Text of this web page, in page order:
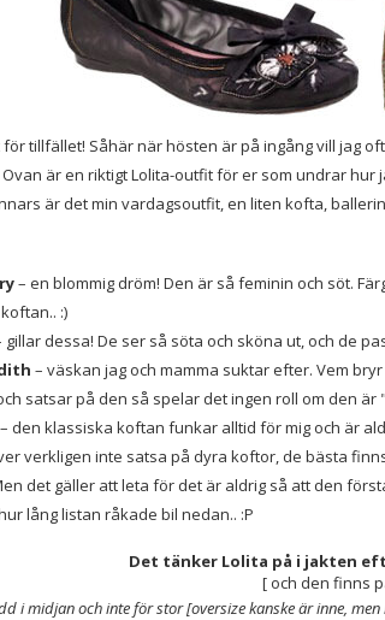
tillfället! Såhär när hösten är på ingång vill jag
är en riktigt Lolita-outfit för er som undrar
är det min vardagsoutfit, en liten kofta,
– en blommig dröm! Den är så feminin och söt.
:)
gillar dessa! De ser så söta och sköna ut, och de
– väskan jag och mamma suktar efter. Vem
satsar på den så spelar det ingen roll om den
– den klassiska koftan funkar alltid för mig och är
verkligen inte satsa på dyra koftor, de bästa
det gäller att leta för det är aldrig så att den
lång listan råkade bil nedan.. :P
Det tänker Lolita på i jakten
[ och den finns
i midjan och inte för stor [oversize kanske är inne,